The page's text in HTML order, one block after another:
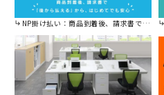
NP掛け払い：商品到着後、請求書で後から払えます。